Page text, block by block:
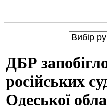
ДБР
російських
Одеської